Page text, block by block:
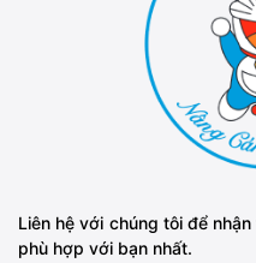
Liên hệ với chúng tôi để
phù hợp với bạn nhất.